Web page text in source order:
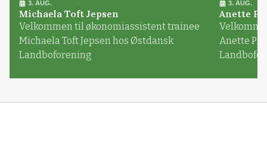
3. AUG.
Michaela Toft Jepsen
Velkommen til økonomiassistent trainee
Michaela Toft Jepsen hos Østdansk
Landboforening
3. AUG.
Anette
Anette